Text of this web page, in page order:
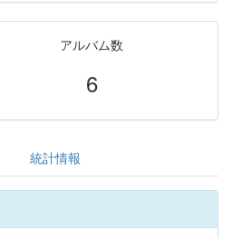
アルバム数
6
統計情報